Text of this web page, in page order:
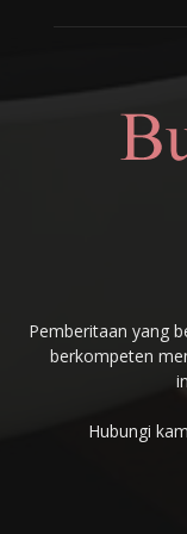
Pemberitaan yang
berkompeten
Hubungi